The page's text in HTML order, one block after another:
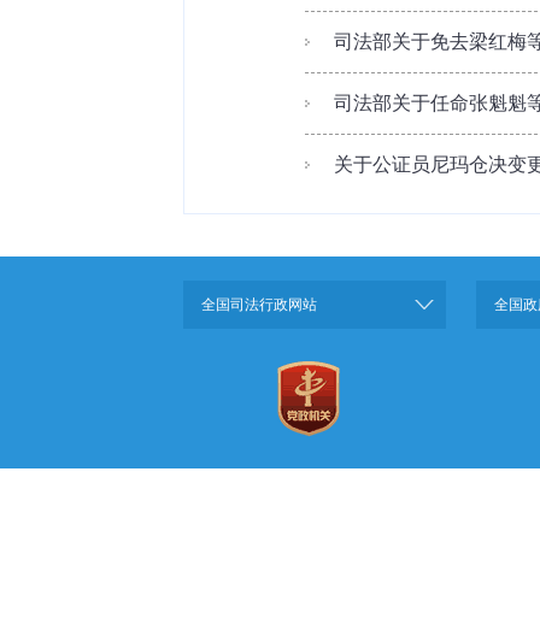
司法部关于免去梁红梅
司法部关于任命张魁魁
关于公证员尼玛仓决变
全国司法行政网站 全国